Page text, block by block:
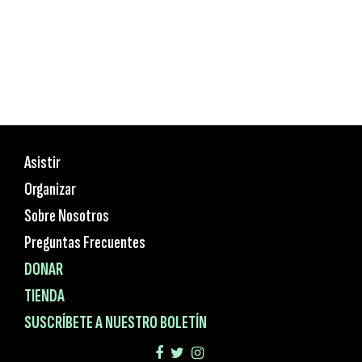
Asistir
Organizar
Sobre Nosotros
Preguntas Frecuentes
DONAR
TIENDA
SUSCRÍBETE A NUESTRO BOLETÍN